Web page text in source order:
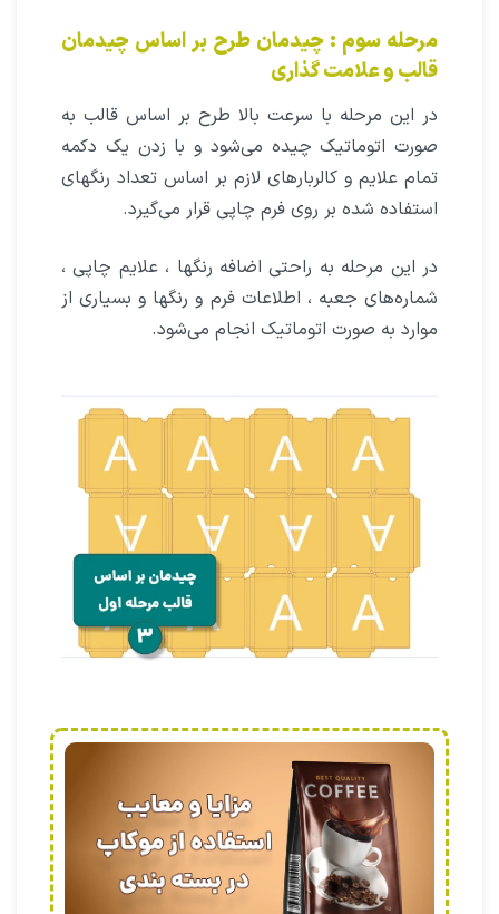
مرحله سوم : چیدمان طرح بر اساس چیدمان
قالب و علامت گذاری
در این مرحله با سرعت بالا طرح بر اساس قالب به
صورت اتوماتیک چیده می‌شود و با زدن یک دکمه
تمام علایم و کالربارهای لازم بر اساس تعداد رنگهای
استفاده شده بر روی فرم چاپی قرار می‌گیرد.
در این مرحله به راحتی اضافه رنگها ، علایم چاپی ،
شماره‌های جعبه ، اطلاعات فرم و رنگها و بسیاری از
موارد به صورت اتوماتیک انجام می‌شود.